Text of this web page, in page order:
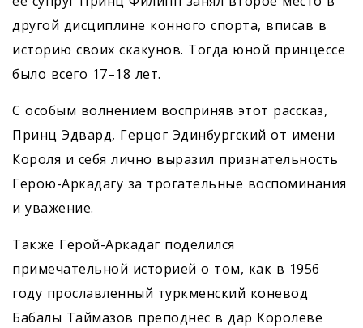
другой дисциплине конного спорта, вписав в
историю своих скакунов. Тогда юной принцессе
было всего 17–18 лет.
С особым волнением восприняв этот рассказ,
Принц Эдвард, Герцог Эдинбургский от имени
Короля и себя лично выразил признательность
Герою-­Аркадагу за трогательные воспоминания
и уважение.
Также Герой-Аркадаг поделился
примечательной историей о том, как в 1956
году прославленный туркменский коневод
Бабалы Таймазов преподнёс в дар Королеве